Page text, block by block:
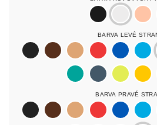
black
silver
Barva Levé
black
darkbrownlightbrown
red blue
pastelgreen
petrol
Barva Pravé
black
darkbrownlightbrown
red blue